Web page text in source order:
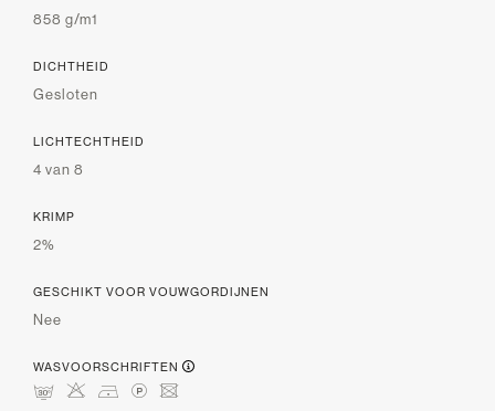
858 g/m1
DICHTHEID
Gesloten
LICHTECHTHEID
4 van 8
KRIMP
2%
GESCHIKT VOOR VOUWGORDIJNEN
Nee
WASVOORSCHRIFTEN
mHDLU